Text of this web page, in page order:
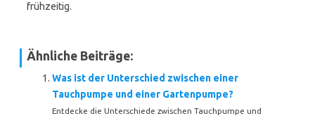
frühzeitig.
Ähnliche Beiträge:
Was ist der Unterschied zwischen einer
Tauchpumpe und einer Gartenpumpe?
Entdecke die Unterschiede zwischen Tauchpumpe und